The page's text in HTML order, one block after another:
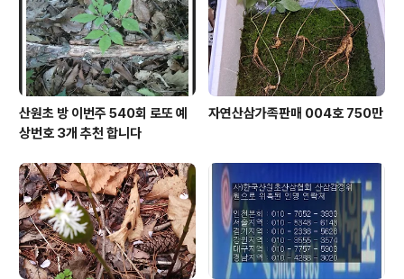
산원초 방 이번주 540회 로또 예
상번호 3개 추천 합니다
자연산삼가족판매 004호 750만